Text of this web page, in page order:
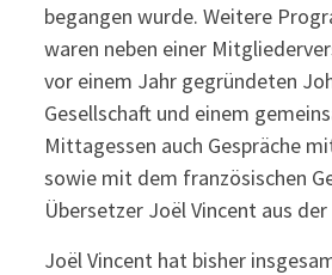
begangen wurde. Weitere
waren neben einer
vor einem Jahr gegründeten
Gesellschaft und einem
Mittagessen auch Gespräche
sowie mit dem französischen
Übersetzer Joël Vincent aus der
Joël Vincent hat bisher